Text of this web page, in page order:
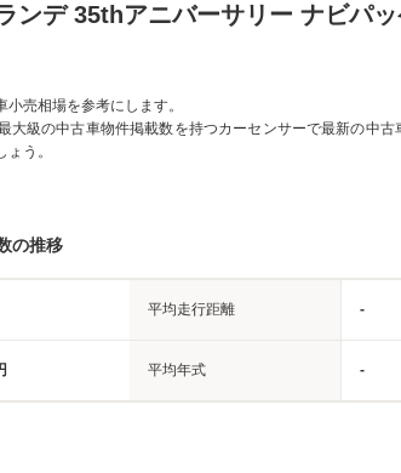
ンデ 35thアニバーサリー ナビパ
売相場を参考にします。
大級の中古車物件掲載数を持つカーセンサーで最新の中古
う。
の推移
平均走行距離 -
平均年式 -